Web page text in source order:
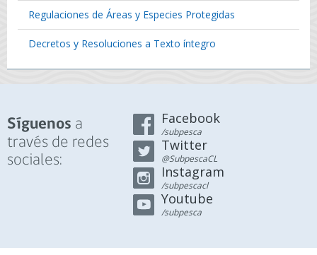
Regulaciones de Áreas y Especies Protegidas
Decretos y Resoluciones a Texto íntegro
Síguenos a
través de redes
sociales:
Facebook
/subpesca
Twitter
@SubpescaCL
Instagram
/subpescacl
Youtube
/subpesca